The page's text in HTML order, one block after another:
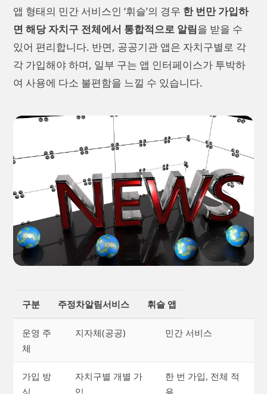
앱 형태의 민간 서비스인 ‘휘슬’의 경우 한 번만 가입하
면 해당 자치구 전체에서 통합적으로 알림을 받을 수
있어 편리합니다. 반면, 공공기관 앱은 자치구별로 각
각 가입해야 하며, 일부 구는 앱 인터페이스가 투박하
여 사용에 다소 불편함을 느낄 수 있습니다.
구분 주정차알림서비스 휘슬 앱
운영 주
체
지자체(공공) 민간 서비스
가입 방
자치구별 개별 가
한 번 가입, 전체 적